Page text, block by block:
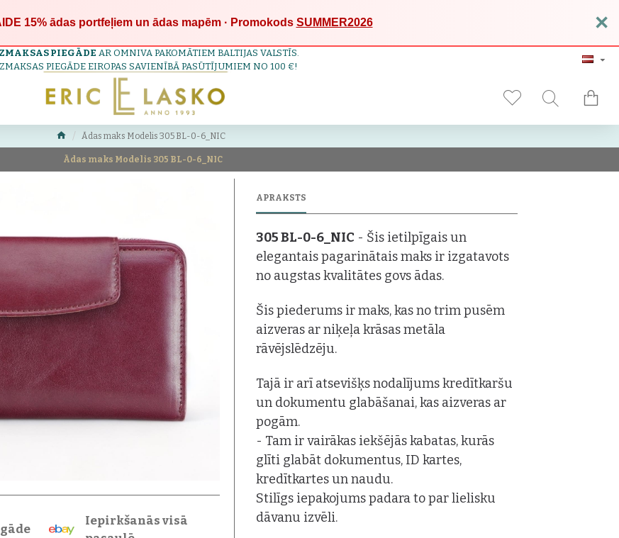
15%ādas portfeļiem un ādas mapēm · Promokods SUMMER2026 ×
PIEGĀDE AR OMNIVA PAKOMĀTIEM BALTIJAS VALSTĪS.
PIEGĀDE EIROPAS SAVIENĪBĀ PASŪTĪJUMIEM NO 100 €!
Ādas maks Modelis 305 BL-0-6_NIC
Ādas maks Modelis 305 BL-0-6_NIC
Iepirkšanās visā
APRAKSTS
305 BL-0-6_NIC - Šis ietilpīgais un
elegantais pagarinātais maks ir izgatavots
no augstas kvalitātes govs ādas.
Šis piederums ir maks, kas no trim pusēm
aizveras ar niķeļa krāsas metāla
rāvējslēdzēju.
Tajā ir arī atsevišķs nodalījums kredītkaršu
un dokumentu glabāšanai, kas aizveras ar
pogām.
- Tam ir vairākas iekšējās kabatas, kurās
glīti glabāt dokumentus, ID kartes,
kredītkartes un naudu.
Stilīgs iepakojums padara to par lielisku
dāvanu izvēli.